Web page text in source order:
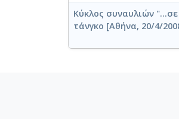
Κύκλος συναυλιών
τάνγκο [Αθήνα, 20/4/